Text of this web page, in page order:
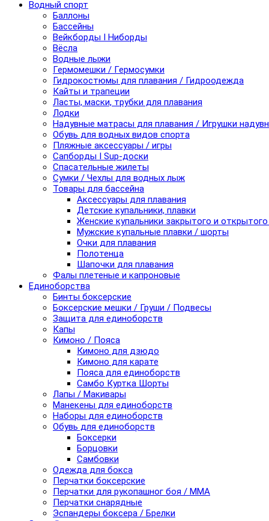
Водный спорт
Баллоны
Бассейны
Вейкборды I Ниборды
Вёсла
Водные лыжи
Гермомешки / Гермосумки
Гидрокостюмы для плавания / Гидроодежда
Кайты и трапеции
Ласты, маски, трубки для плавания
Лодки
Надувные матрасы для плавания / Игрушки
Обувь для водных видов спорта
Пляжные аксессуары / игры
Сапборды I Sup-доски
Спасательные жилеты
Сумки / Чехлы для водных лыж
Товары для бассейна
Аксессуары для плавания
Детские купальники, плавки
Женские купальники закрытого и
Мужские купальные плавки / шорты
Очки для плавания
Полотенца
Шапочки для плавания
Фалы плетеные и капроновые
Единоборства
Бинты боксерские
Боксерские мешки / Груши / Подвесы
Защита для единоборств
Капы
Кимоно / Пояса
Кимоно для дзюдо
Кимоно для карате
Пояса для единоборств
Самбо Куртка Шорты
Лапы / Макивары
Манекены для единоборств
Наборы для единоборств
Обувь для единоборств
Боксерки
Борцовки
Самбовки
Одежда для бокса
Перчатки боксерские
Перчатки для рукопашног боя / ММА
Перчатки снарядные
Эспандеры боксера / Брелки